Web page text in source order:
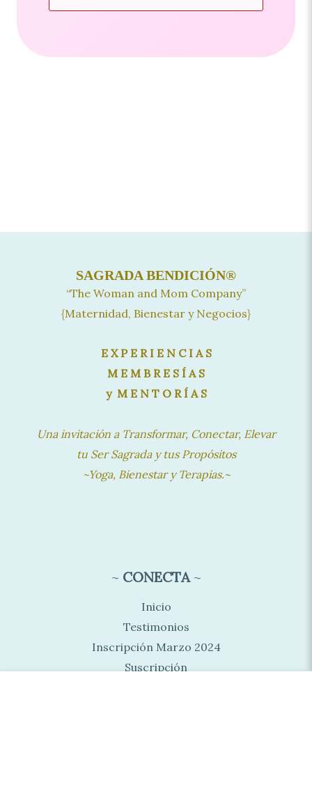
SAGRADA BENDICIÓN®
“The Woman and Mom Company”
{Maternidad, Bienestar y Negocios}
E X P E R I E N C I A S
M E M B R E S Í A S
y M E N T O R Í A S
Una invitación a Transformar, Conectar, Elevar
tu Ser Sagrada y tus Propósitos
~Yoga, Bienestar y Terapias.~
~ CONECTA~
Inicio
Testimonios
Inscripción Marzo 2024
Suscripción